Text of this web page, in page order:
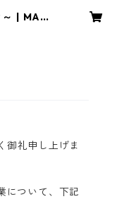
～ | MAT
御礼申し上げま
について、下記